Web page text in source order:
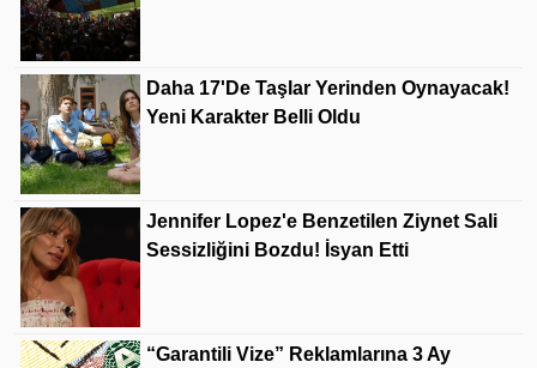
Daha 17'de Taşlar Yerinden Oynayacak!
Yeni Karakter Belli Oldu
Jennifer Lopez'e Benzetilen Ziynet Sali
Sessizliğini Bozdu! İsyan Etti
“Garantili Vize” Reklamlarına 3 Ay